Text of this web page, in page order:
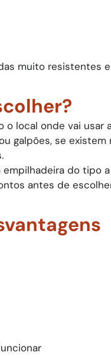
muito resistentes
local onde vai
galpões, se
do tipo
antes de